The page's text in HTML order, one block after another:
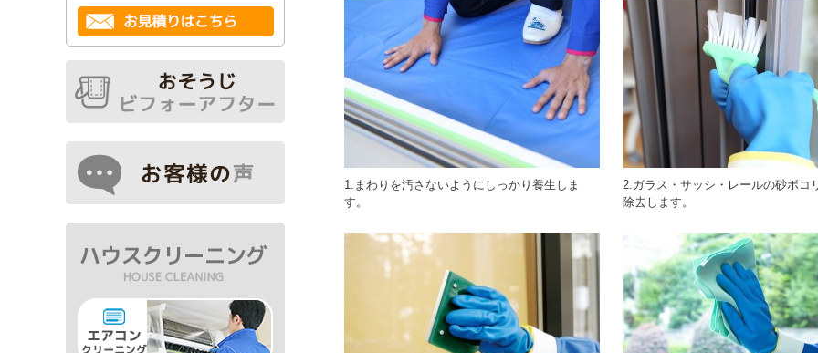
1.まわりを汚さないようにしっかり養生しま
す。
2.ガラス・サッシ・レールの砂ボコ
除去します。